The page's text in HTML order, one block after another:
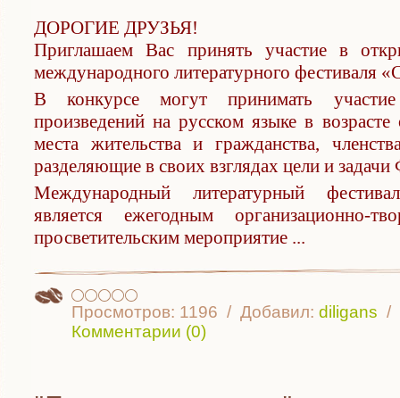
ДОРОГИЕ ДРУЗЬЯ!
Приглашаем Вас принять участие в
международного литературного фестиваля
В конкурсе могут принимать
произведений на русском языке в
места жительства и гражданства,
разделяющие в своих взглядах цели и задачи
Международный литературный
является ежегодным организационно-
просветительским мероприятие ...
Просмотров: 1196 Добавил: diligans
Комментарии (0)